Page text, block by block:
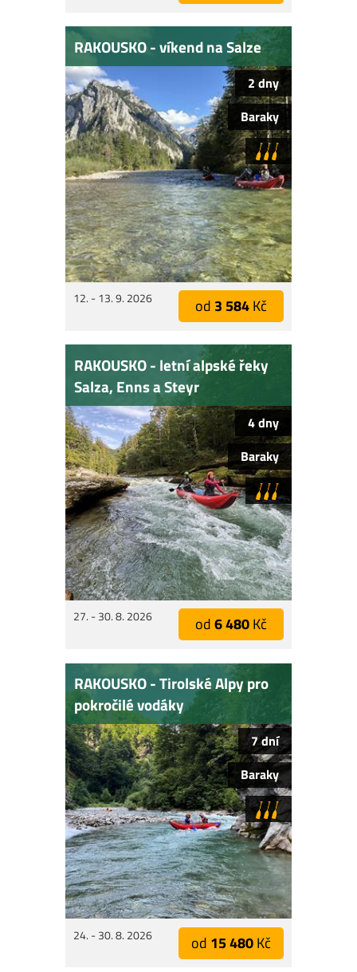
RAKOUSKO - víkend na Salze
2 dny
Baraky
12. - 13. 9. 2026 od 3 584Kč
RAKOUSKO - letní alpské řeky
Salza, Enns a Steyr
4 dny
Baraky
27. - 30. 8. 2026 od6 480Kč
RAKOUSKO - Tirolské Alpy pro
pokročilé vodáky
7 dní
Baraky
24. - 30. 8. 2026 od 15 480Kč